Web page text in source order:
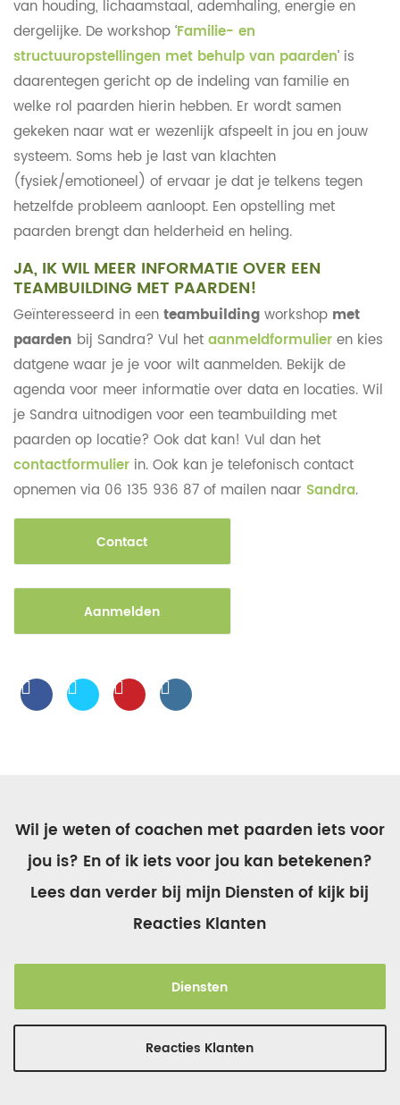
van houding, lichaamstaal, ademhaling, energie en
dergelijke. De workshop ‘Familie- en
structuuropstellingen met behulp van paarden’ is
daarentegen gericht op de indeling van familie en
welke rol paarden hierin hebben. Er wordt samen
gekeken naar wat er wezenlijk afspeelt in jou en jouw
systeem. Soms heb je last van klachten
(fysiek/emotioneel) of ervaar je dat je telkens tegen
hetzelfde probleem aanloopt. Een opstelling met
paarden brengt dan helderheid en heling.
JA, IK WIL MEER INFORMATIE OVER EEN
TEAMBUILDING MET PAARDEN!
Geïnteresseerd in een teambuildingworkshop met
paarden bij Sandra? Vul het aanmeldformulieren kies
datgene waar je je voor wilt aanmelden. Bekijk de
agenda voor meer informatie over data en locaties. Wil
je Sandra uitnodigen voor een teambuilding met
paarden op locatie? Ook dat kan! Vul dan het
contactformulierin. Ook kan je telefonisch contact
opnemen via 06 135 936 87 of mailen naar Sandra.
Contact
Aanmelden
Wil je weten of coachen met paarden iets voor
jou is? En of ik iets voor jou kan betekenen?
Lees dan verder bij mijn Diensten of kijk bij
Reacties Klanten
Diensten
Reacties Klanten